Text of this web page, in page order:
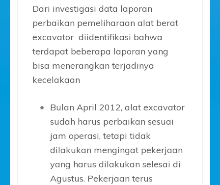
Dari investigasi data laporan
perbaikan pemeliharaan alat berat
excavator diidentifikasi bahwa
terdapat beberapa laporan yang
bisa menerangkan terjadinya
kecelakaan
Bulan April 2012, alat excavator
sudah harus perbaikan sesuai
jam operasi, tetapi tidak
dilakukan mengingat pekerjaan
yang harus dilakukan selesai di
Agustus. Pekerjaan terus